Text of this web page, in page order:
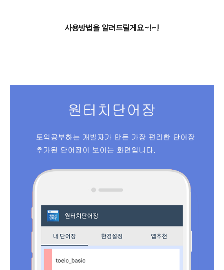
사용방법을 알려드릴게요~!~!